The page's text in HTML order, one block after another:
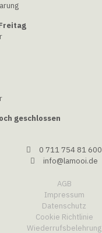
geschlossen
0 711 754 81 600
info@lamooi.de
AGB
Impressum
Datenschutz
Cookie Richtlinie
Wiederrufsbelehrung